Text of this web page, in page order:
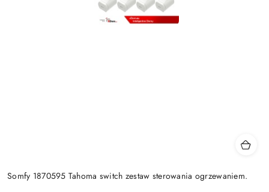
Somfy 1870595 Tahoma switch zestaw sterowania ogrzewaniem.